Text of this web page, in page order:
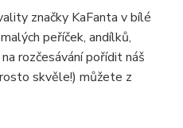
značky KaFanta v bílé
peříček, andílků,
rozčesávání pořídit náš
skvěle!) můžete z